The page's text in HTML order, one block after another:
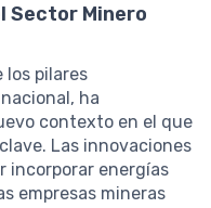
Sector Minero
los pilares
ha
contexto en el que
Las innovaciones
incorporar energías
empresas mineras